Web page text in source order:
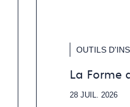
OUTILS
La Forme
28 JUIL. 2026